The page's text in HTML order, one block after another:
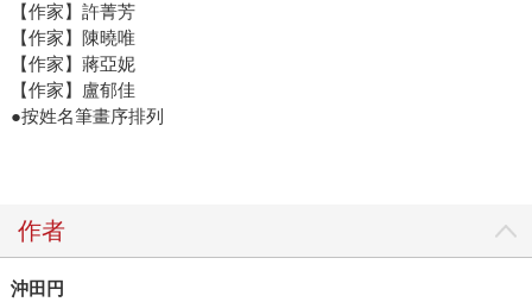
【作家】許菁芳
【作家】陳曉唯
【作家】蔣亞妮
【作家】盧郁佳
●按姓名筆畫序排列
作者
沖田円